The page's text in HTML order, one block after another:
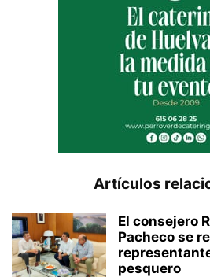
Artículos
El consejero
Pacheco se
pesquero